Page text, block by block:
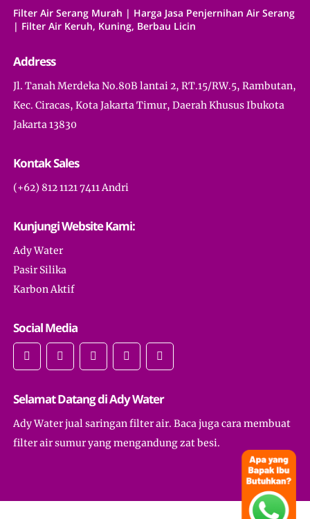
Filter Air Serang Murah | Harga Jasa Penjernihan Air Serang
| Filter Air Keruh, Kuning, Berbau Licin
Address
Jl. Tanah Merdeka No.80B lantai 2, RT.15/RW.5, Rambutan,
Kec. Ciracas, Kota Jakarta Timur, Daerah Khusus Ibukota
Jakarta 13830
Kontak Sales
(+62) 812 1121 7411 Andri
Kunjungi Website Kami:
Ady Water
Pasir Silika
Karbon Aktif
Social Media
Selamat Datang di Ady Water
Ady Water jual saringan filter air. Baca juga cara membuat
filter air sumur yang mengandung zat besi.